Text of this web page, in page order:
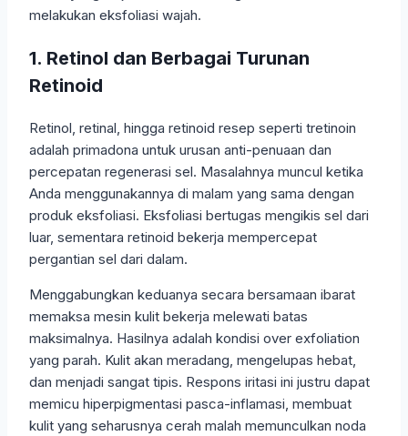
melakukan eksfoliasi wajah.
1. Retinol dan Berbagai Turunan
Retinoid
Retinol, retinal, hingga retinoid resep seperti tretinoin
adalah primadona untuk urusan anti-penuaan dan
percepatan regenerasi sel. Masalahnya muncul ketika
Anda menggunakannya di malam yang sama dengan
produk eksfoliasi. Eksfoliasi bertugas mengikis sel dari
luar, sementara retinoid bekerja mempercepat
pergantian sel dari dalam.
Menggabungkan keduanya secara bersamaan ibarat
memaksa mesin kulit bekerja melewati batas
maksimalnya. Hasilnya adalah kondisi over exfoliation
yang parah. Kulit akan meradang, mengelupas hebat,
dan menjadi sangat tipis. Respons iritasi ini justru dapat
memicu hiperpigmentasi pasca-inflamasi, membuat
kulit yang seharusnya cerah malah memunculkan noda